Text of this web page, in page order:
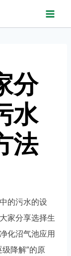
分
水
法
的污水的设
家分享选择生
化沼气池应用
降解”的原